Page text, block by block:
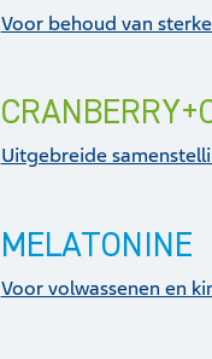
Voor behoud van
Uitgebreide
MELATONINE
Voor volwassenen en